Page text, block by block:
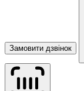
Замовити дзвінок